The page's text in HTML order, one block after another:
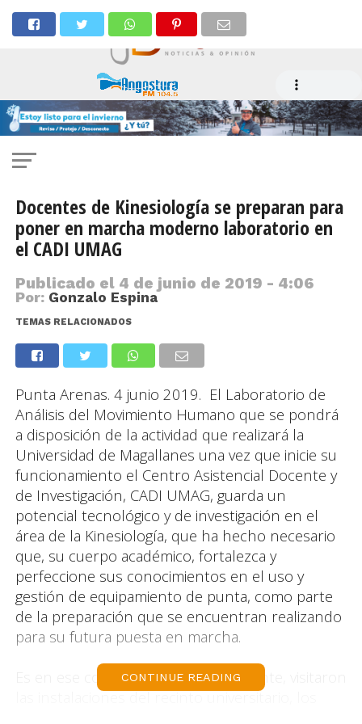
Docentes de Kinesiología se preparan para
poner en marcha moderno laboratorio en
el CADI UMAG
Publicado el 4 de junio de 2019 - 4:06
Por: Gonzalo Espina
TEMAS RELACIONADOS
Punta Arenas. 4 junio 2019. El Laboratorio de
Análisis del Movimiento Humano que se pondrá
a disposición de la actividad que realizará la
Universidad de Magallanes una vez que inicie su
funcionamiento el Centro Asistencial Docente y
de Investigación, CADI UMAG, guarda un
potencial tecnológico y de investigación en el
área de la Kinesiología, que ha hecho necesario
que, su cuerpo académico, fortalezca y
perfeccione sus conocimientos en el uso y
gestión de equipamiento de punta, como parte
de la preparación que se encuentran realizando
para su futura puesta en marcha.
Es en ese contexto que, recientemente, visitaron
las instalaciones del recinto universitario, los
CONTINUE READING